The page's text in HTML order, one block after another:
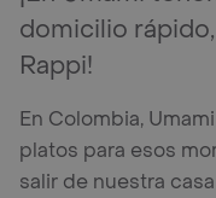
domicilio
Rappi!
En Colombia,
platos para esos
salir de nuestra